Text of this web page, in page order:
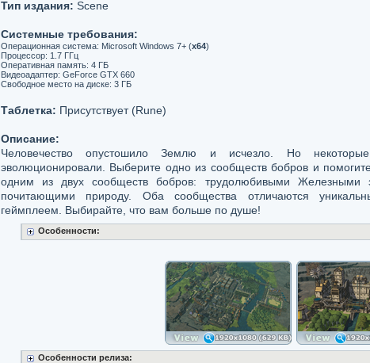
Тип издания: Scene
Системные требования:
Операционная система: Microsoft Windows 7+ (x64)
Процессор: 1.7 ГГц
Оперативная память: 4 ГБ
Видеоадаптер: GeForce GTX 660
Свободное место на диске: 3 ГБ
Таблетка: Присутствует (Rune)
Описание:
Человечество опустошило Землю и исчезло. Но
эволюционировали. Выберите одно из сообществ бобров и
одним из двух сообществ бобров: трудолюбивыми Железными
почитающими природу. Оба сообщества отличаются
геймплеем. Выбирайте, что вам больше по душе!
Особенности:
Особенности релиза: